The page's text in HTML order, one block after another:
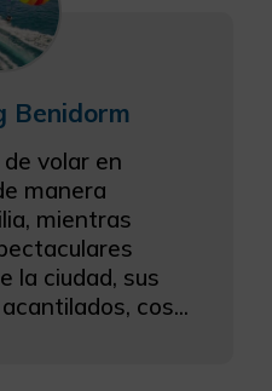
Benidorm
volar en
manera
mientras
la ciudad, sus
cos...